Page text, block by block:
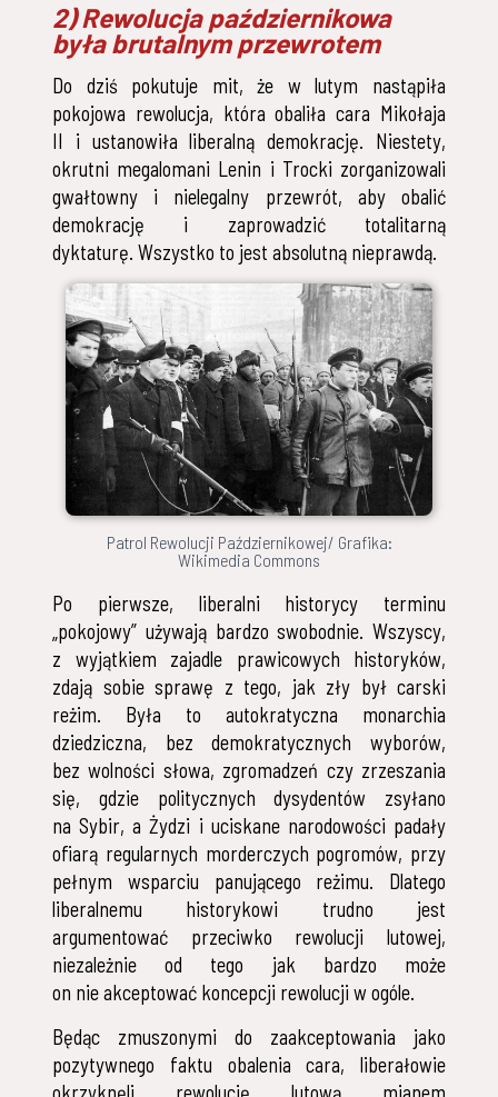
2) Rewolucja październikowa
była brutalnym przewrotem
Do dziś pokutuje mit, że w lutym nastąpiła
pokojowa rewolucja, która obaliła cara Mikołaja
II i ustanowiła liberalną demokrację. Niestety,
okrutni megalomani Lenin i Trocki zorganizowali
gwałtowny i nielegalny przewrót, aby obalić
demokrację i zaprowadzić totalitarną
dyktaturę. Wszystko to jest absolutną nieprawdą.
Patrol Rewolucji Październikowej/ Grafika:
Wikimedia Commons
Po pierwsze, liberalni historycy terminu
„pokojowy” używają bardzo swobodnie. Wszyscy,
z wyjątkiem zajadle prawicowych historyków,
zdają sobie sprawę z tego, jak zły był carski
reżim. Była to autokratyczna monarchia
dziedziczna, bez demokratycznych wyborów,
bez wolności słowa, zgromadzeń czy zrzeszania
się, gdzie politycznych dysydentów zsyłano
na Sybir, a Żydzi i uciskane narodowości padały
ofiarą regularnych morderczych pogromów, przy
pełnym wsparciu panującego reżimu. Dlatego
liberalnemu historykowi trudno jest
argumentować przeciwko rewolucji lutowej,
niezależnie od tego jak bardzo może
on nie akceptować koncepcji rewolucji w ogóle.
Będąc zmuszonymi do zaakceptowania jako
pozytywnego faktu obalenia cara, liberałowie